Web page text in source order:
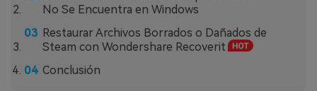
No Se Encuentra en Windows
Restaurar Archivos Borrados o Dañados de
Steam con Wondershare Recoverit
Conclusión